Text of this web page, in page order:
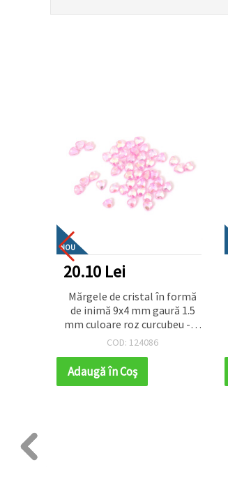
NOU
20.10 Lei
Mărgele de cristal în formă
de inimă 9x4 mm gaură 1.5
mm culoare roz curcubeu -20
grame ~110 bucăți
COD: 124086
Adaugă în Coş